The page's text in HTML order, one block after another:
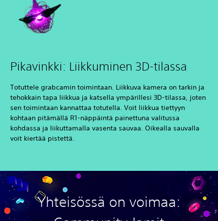
Pikavinkki: Liikkuminen 3D-tilassa
Totuttele grabcamin toimintaan. Liikkuva kamera on tarkin ja
tehokkain tapa liikkua ja katsella ympärillesi 3D-tilassa, joten
sen toimintaan kannattaa totutella. Voit liikkua tiettyyn
kohtaan pitämällä R1-näppäintä painettuna valitussa
kohdassa ja liikuttamalla vasenta sauvaa. Oikealla sauvalla
voit kiertää pistettä.
Yhteisössä on voimaa: